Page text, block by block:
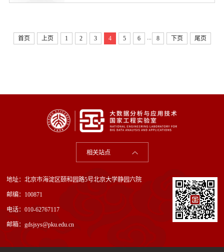
战实效、彰显特色，主动塑造数字变革新优势，积极拥抱数字
首页 上页 1 2 3 4 5 6 ... 8 下页 尾页
相关站点
地址：北京市海淀区颐和园路5号北京大学静园六院
邮编：100871
电话：010-62767117
邮箱：gdsjsys@pku.edu.cn